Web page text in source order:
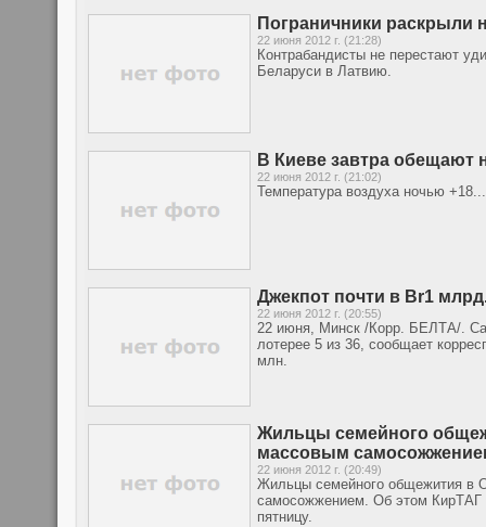
Пограничники раскрыли
22 июня 2012 г. (21:28)
Контрабандисты не перестают
Беларуси в Латвию.
В Киеве завтра обещают
22 июня 2012 г. (21:02)
Температура воздуха ночью
Джекпот почти в Br1
22 июня 2012 г. (20:55)
22 июня, Минск /Корр. БЕЛТА/.
лотерее 5 из 36, сообщает
млн.
Жильцы семейного
массовым
22 июня 2012 г. (20:49)
Жильцы семейного общежития в
самосожжением. Об этом КирТАГ
пятницу.